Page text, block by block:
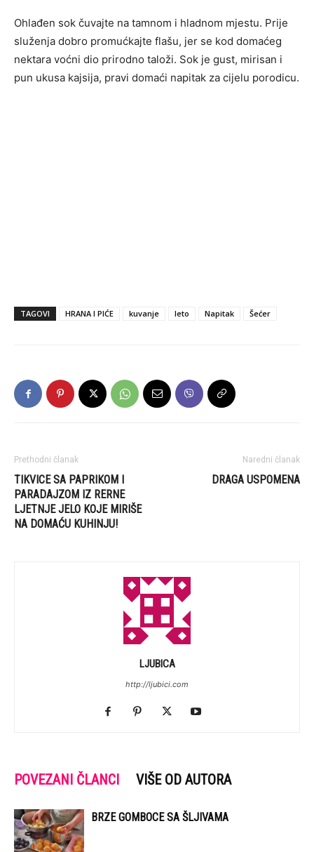
Ohlađen sok čuvajte na tamnom i hladnom mjestu. Prije
služenja dobro promućkajte flašu, jer se kod domaćeg
nektara voćni dio prirodno taloži. Sok je gust, mirisan i
pun ukusa kajsija, pravi domaći napitak za cijelu porodicu.
TAGOVI HRANA I PIĆE kuvanje leto Napitak Šećer
Prethodni članak
TIKVICE SA PAPRIKOM I
PARADAJZOM IZ RERNE
LJETNJE JELO KOJE MIRIŠE
NA DOMAĆU KUHINJU!
Naredni članak
DRAGA USPOMENA
LJUBICA
http://ljubici.com
POVEZANI ČLANCI VIŠE OD AUTORA
BRZE GOMBOCE SA ŠLJIVAMA